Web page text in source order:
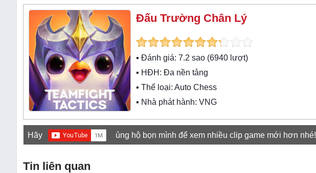
Đấu Trường Chân Lý
▪ Đánh giá: 7.2 sao (6940 lượt)
▪ HĐH: Đa nền tảng
▪ Thể loại: Auto Chess
▪ Nhà phát hành: VNG
Hãy ủng hộ bọn mình để xem nhiều clip game mới hơn nhé!
Tin liên quan